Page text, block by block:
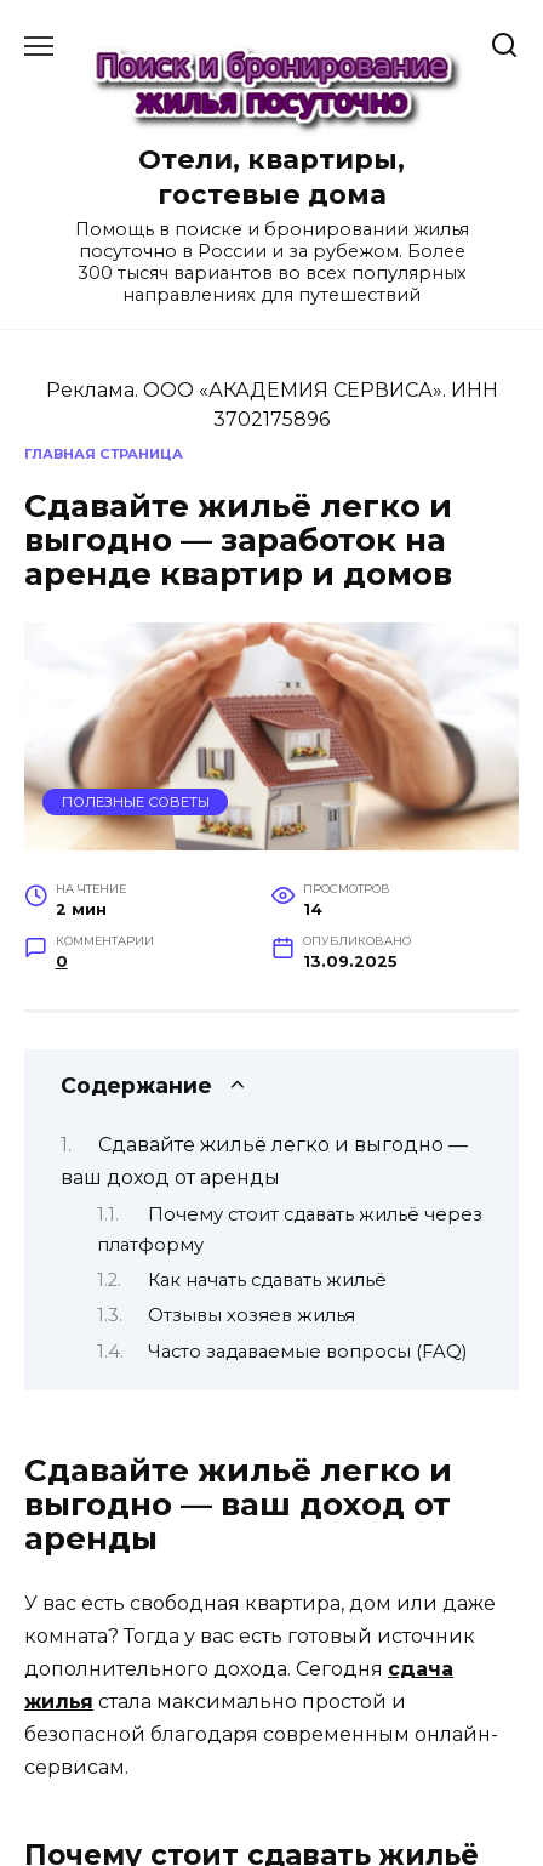
содержанию
Отели, квартиры,
гостевые дома
Помощь в поиске и бронировании жилья
посуточно в России и за рубежом. Более
300 тысяч вариантов во всех популярных
направлениях для путешествий
Реклама. ООО «АКАДЕМИЯ СЕРВИСА». ИНН
3702175896
ГЛАВНАЯ СТРАНИЦА
Сдавайте жильё легко и
выгодно — заработок на
аренде квартир и домов
ПОЛЕЗНЫЕ СОВЕТЫ
НА ЧТЕНИЕ
2 мин
ПРОСМОТРОВ
14
КОММЕНТАРИИ
0
ОПУБЛИКОВАНО
13.09.2025
Содержание
Сдавайте жильё легко и выгодно —
ваш доход от аренды
Почему стоит сдавать жильё через
платформу
Как начать сдавать жильё
Отзывы хозяев жилья
Часто задаваемые вопросы (FAQ)
Сдавайте жильё легко и
выгодно — ваш доход от
аренды
У вас есть свободная квартира, дом или даже
комната? Тогда у вас есть готовый источник
дополнительного дохода. Сегодня сдача
жилья стала максимально простой и
безопасной благодаря современным онлайн-
сервисам.
Почему стоит сдавать жильё